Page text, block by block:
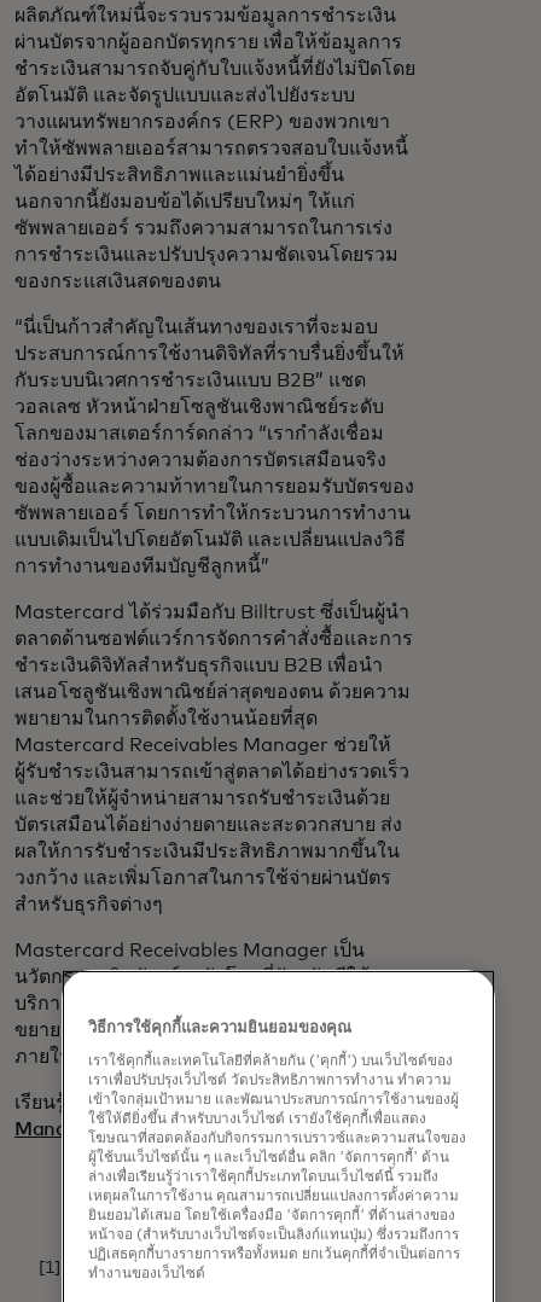
ผลิตภัณฑ์ใหม่นี้จะรวบรวมข้อมูลการชำระเงิน
ผ่านบัตรจากผู้ออกบัตรทุกราย เพื่อให้ข้อมูลการ
ชำระเงินสามารถจับคู่กับใบแจ้งหนี้ที่ยังไม่ปิดโดย
อัตโนมัติ และจัดรูปแบบและส่งไปยังระบบ
วางแผนทรัพยากรองค์กร (ERP) ของพวกเขา
ทำให้ซัพพลายเออร์สามารถตรวจสอบใบแจ้งหนี้
ได้อย่างมีประสิทธิภาพและแม่นยำยิ่งขึ้น
นอกจากนี้ยังมอบข้อได้เปรียบใหม่ๆ ให้แก่
ซัพพลายเออร์ รวมถึงความสามารถในการเร่ง
การชำระเงินและปรับปรุงความชัดเจนโดยรวม
ของกระแสเงินสดของตน
“นี่เป็นก้าวสำคัญในเส้นทางของเราที่จะมอบ
ประสบการณ์การใช้งานดิจิทัลที่ราบรื่นยิ่งขึ้นให้
กับระบบนิเวศการชำระเงินแบบ B2B” แชด
วอลเลซ หัวหน้าฝ่ายโซลูชันเชิงพาณิชย์ระดับ
โลกของมาสเตอร์การ์ดกล่าว “เรากำลังเชื่อม
ช่องว่างระหว่างความต้องการบัตรเสมือนจริง
ของผู้ซื้อและความท้าทายในการยอมรับบัตรของ
ซัพพลายเออร์ โดยการทำให้กระบวนการทำงาน
แบบเดิมเป็นไปโดยอัตโนมัติ และเปลี่ยนแปลงวิธี
การทำงานของทีมบัญชีลูกหนี้”
Mastercard ได้ร่วมมือกับ Billtrust ซึ่งเป็นผู้นำ
ตลาดด้านซอฟต์แวร์การจัดการคำสั่งซื้อและการ
ชำระเงินดิจิทัลสำหรับธุรกิจแบบ B2B เพื่อนำ
เสนอโซลูชันเชิงพาณิชย์ล่าสุดของตน ด้วยความ
พยายามในการติดตั้งใช้งานน้อยที่สุด
Mastercard Receivables Manager ช่วยให้
ผู้รับชำระเงินสามารถเข้าสู่ตลาดได้อย่างรวดเร็ว
และช่วยให้ผู้จำหน่ายสามารถรับชำระเงินด้วย
บัตรเสมือนได้อย่างง่ายดายและสะดวกสบาย ส่ง
ผลให้การรับชำระเงินมีประสิทธิภาพมากขึ้นใน
วงกว้าง และเพิ่มโอกาสในการใช้จ่ายผ่านบัตร
สำหรับธุรกิจต่างๆ
Mastercard Receivables Manager เป็น
นวัตกรรมผลิตภัณฑ์ระดับโลกที่ปัจจุบันมีให้
บริการแก่ลูกค้าในสหรัฐอเมริกาเท่านั้น และจะ
ขยายการให้บริการไปยังตลาดอื่นๆ อีกหลายแห่ง
ภายในปีนี้
เรียนรู้เพิ่มเติมเกี่ยวกับMastercard Receivables
Manageropens in a new tab
[1]. RMPG: ผลการสำรวจมาตรฐานการ์ดเสมือน ปี 2022
วิธีการใช้คุกกี้และความยินยอมของคุณ
เราใช้คุกกี้และเทคโนโลยีที่คล้ายกัน ('คุกกี้') บนเว็บไซต์ของ
เราเพื่อปรับปรุงเว็บไซต์ วัดประสิทธิภาพการทำงาน ทำความ
เข้าใจกลุ่มเป้าหมาย และพัฒนาประสบการณ์การใช้งานของผู้
ใช้ให้ดียิ่งขึ้น สำหรับบางเว็บไซต์ เรายังใช้คุกกี้เพื่อแสดง
โฆษณาที่สอดคล้องกับกิจกรรมการเบราวซ์และความสนใจของ
ผู้ใช้บนเว็บไซต์นั้น ๆ และเว็บไซต์อื่น คลิก 'จัดการคุกกี้' ด้าน
ล่างเพื่อเรียนรู้ว่าเราใช้คุกกี้ประเภทใดบนเว็บไซต์นี้ รวมถึง
เหตุผลในการใช้งาน คุณสามารถเปลี่ยนแปลงการตั้งค่าความ
ยินยอมได้เสมอ โดยใช้เครื่องมือ 'จัดการคุกกี้' ที่ด้านล่างของ
หน้าจอ (สำหรับบางเว็บไซต์จะเป็นลิงก์แทนปุ่ม) ซึ่งรวมถึงการ
ปฏิเสธคุกกี้บางรายการหรือทั้งหมด ยกเว้นคุกกี้ที่จำเป็นต่อการ
ทำงานของเว็บไซต์